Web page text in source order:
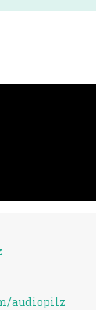
audiopilz